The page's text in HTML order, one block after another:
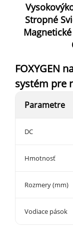
Stropné
FOXYGEN
systém pre
Parametre
DC
Hmotnosť
Rozmery (mm)
Vodiace pások